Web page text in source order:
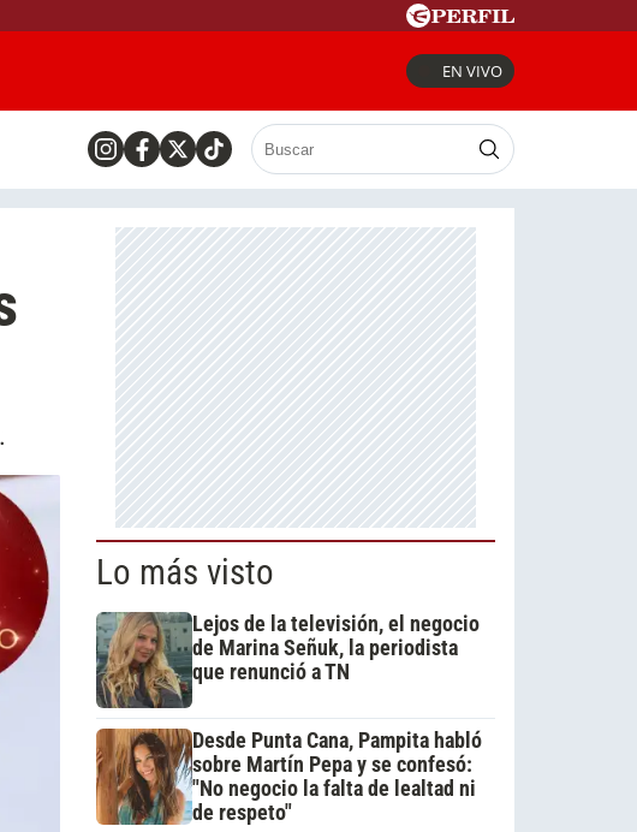
EN VIVO
Lo más visto
Lejos de la televisión, el negocio
de Marina Señuk, la periodista
que renunció a TN
Desde Punta Cana, Pampita habló
sobre Martín Pepa y se confesó:
"No negocio la falta de lealtad ni
de respeto"